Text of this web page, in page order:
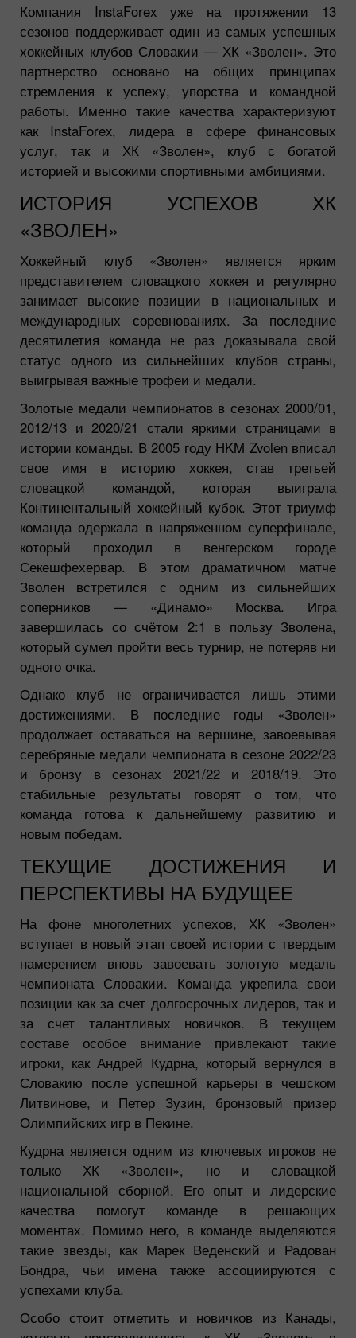
Компания InstaForex уже на протяжении 13
сезонов поддерживает один из самых успешных
хоккейных клубов Словакии — ХК «Зволен». Это
партнерство основано на общих принципах
стремления к успеху, упорства и командной
работы. Именно такие качества характеризуют
как InstaForex, лидера в сфере финансовых
услуг, так и ХК «Зволен», клуб с богатой
историей и высокими спортивными амбициями.
ИСТОРИЯ УСПЕХОВ ХК
«ЗВОЛЕН»
Хоккейный клуб «Зволен» является ярким
представителем словацкого хоккея и регулярно
занимает высокие позиции в национальных и
международных соревнованиях. За последние
десятилетия команда не раз доказывала свой
статус одного из сильнейших клубов страны,
выигрывая важные трофеи и медали.
Золотые медали чемпионатов в сезонах 2000/01,
2012/13 и 2020/21 стали яркими страницами в
истории команды. В 2005 году HKM Zvolen вписал
свое имя в историю хоккея, став третьей
словацкой командой, которая выиграла
Континентальный хоккейный кубок. Этот триумф
команда одержала в напряженном суперфинале,
который проходил в венгерском городе
Секешфехервар. В этом драматичном матче
Зволен встретился с одним из сильнейших
соперников — «Динамо» Москва. Игра
завершилась со счётом 2:1 в пользу Зволена,
который сумел пройти весь турнир, не потеряв ни
одного очка.
Однако клуб не ограничивается лишь этими
достижениями. В последние годы «Зволен»
продолжает оставаться на вершине, завоевывая
серебряные медали чемпионата в сезоне 2022/23
и бронзу в сезонах 2021/22 и 2018/19. Это
стабильные результаты говорят о том, что
команда готова к дальнейшему развитию и
новым победам.
ТЕКУЩИЕ ДОСТИЖЕНИЯ И
ПЕРСПЕКТИВЫ НА БУДУЩЕЕ
На фоне многолетних успехов, ХК «Зволен»
вступает в новый этап своей истории с твердым
намерением вновь завоевать золотую медаль
чемпионата Словакии. Команда укрепила свои
позиции как за счет долгосрочных лидеров, так и
за счет талантливых новичков. В текущем
составе особое внимание привлекают такие
игроки, как Андрей Кудрна, который вернулся в
Словакию после успешной карьеры в чешском
Литвинове, и Петер Зузин, бронзовый призер
Олимпийских игр в Пекине.
Кудрна является одним из ключевых игроков не
только ХК «Зволен», но и словацкой
национальной сборной. Его опыт и лидерские
качества помогут команде в решающих
моментах. Помимо него, в команде выделяются
такие звезды, как Марек Веденский и Радован
Бондра, чьи имена также ассоциируются с
успехами клуба.
Особо стоит отметить и новичков из Канады,